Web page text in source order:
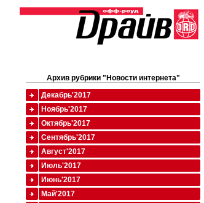
Архив рубрики "Новости интернета"
Декабрь'2017
Ноябрь'2017
Октябрь'2017
Сентябрь'2017
Август'2017
Июль'2017
Июнь'2017
Май'2017